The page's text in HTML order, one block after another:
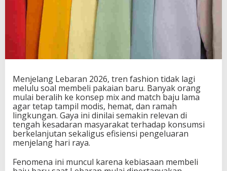
Menjelang Lebaran 2026, tren fashion tidak lagi
melulu soal membeli pakaian baru. Banyak orang
mulai beralih ke konsep mix and match baju lama
agar tetap tampil modis, hemat, dan ramah
lingkungan. Gaya ini dinilai semakin relevan di
tengah kesadaran masyarakat terhadap konsumsi
berkelanjutan sekaligus efisiensi pengeluaran
menjelang hari raya.
Fenomena ini muncul karena kebiasaan membeli